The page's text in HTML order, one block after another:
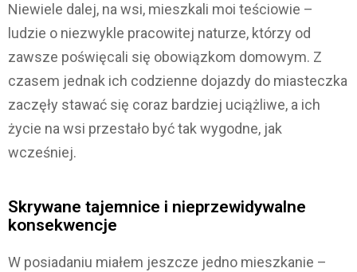
Niewiele dalej, na wsi, mieszkali moi teściowie –
ludzie o niezwykle pracowitej naturze, którzy od
zawsze poświęcali się obowiązkom domowym. Z
czasem jednak ich codzienne dojazdy do miasteczka
zaczęły stawać się coraz bardziej uciążliwe, a ich
życie na wsi przestało być tak wygodne, jak
wcześniej.
Skrywane tajemnice i nieprzewidywalne
konsekwencje
W posiadaniu miałem jeszcze jedno mieszkanie –